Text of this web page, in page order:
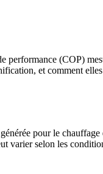
(COP)
et comment
pour le chauffage
varier selon les